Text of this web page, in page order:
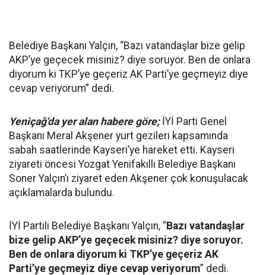
Belediye Başkanı Yalçın, “Bazı vatandaşlar bize gelip
AKP’ye geçecek misiniz? diye soruyor. Ben de onlara
diyorum ki TKP’ye geçeriz AK Parti’ye geçmeyiz diye
cevap veriyorum” dedi.
Yeniçağ'da yer alan habere göre; İYİ Parti Genel
Başkanı Meral Akşener yurt gezileri kapsamında
sabah saatlerinde Kayseri’ye hareket etti. Kayseri
ziyareti öncesi Yozgat Yenifakıllı Belediye Başkanı
Soner Yalçın’ı ziyaret eden Akşener çok konuşulacak
açıklamalarda bulundu.
İYİ Partili Belediye Başkanı Yalçın, “Bazı vatandaşlar
bize gelip AKP’ye geçecek misiniz? diye soruyor.
Ben de onlara diyorum ki TKP’ye geçeriz AK
Parti’ye geçmeyiz diye cevap veriyorum” dedi.